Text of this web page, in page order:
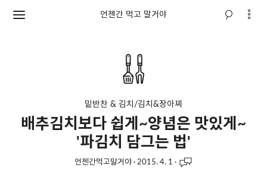
언젠간 먹고 말거야
밑반찬 & 김치/김치&장아찌
배추김치보다 쉽게~양념은 맛있게~
'파김치 담그는 법'
언젠간먹고말거야· 2015. 4. 1 ·